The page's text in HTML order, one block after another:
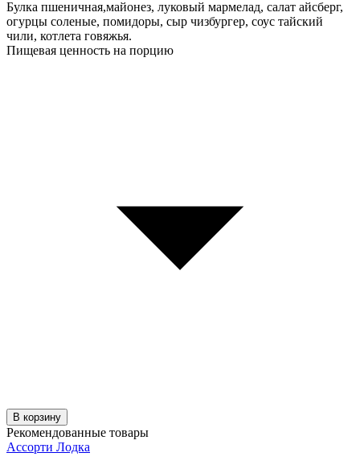
Булка пшеничная,майонез, луковый мармелад, салат айсберг,
огурцы соленые, помидоры, сыр чизбургер, соус тайский
чили, котлета говяжья.
Пищевая ценность на порцию
В корзину
Рекомендованные товары
Ассорти Лодка